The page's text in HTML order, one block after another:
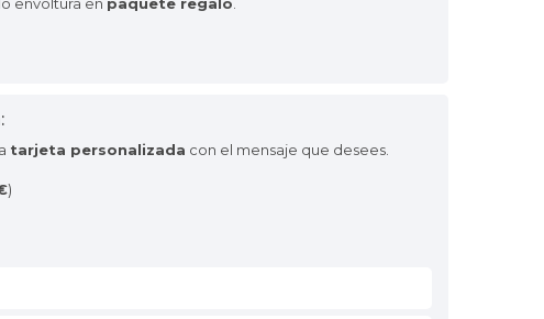
tarjeta personalizada con el mensaje que desees.
)